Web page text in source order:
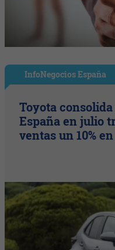
InfoNegocios España
Toyota
España en julio
ventas un 10%